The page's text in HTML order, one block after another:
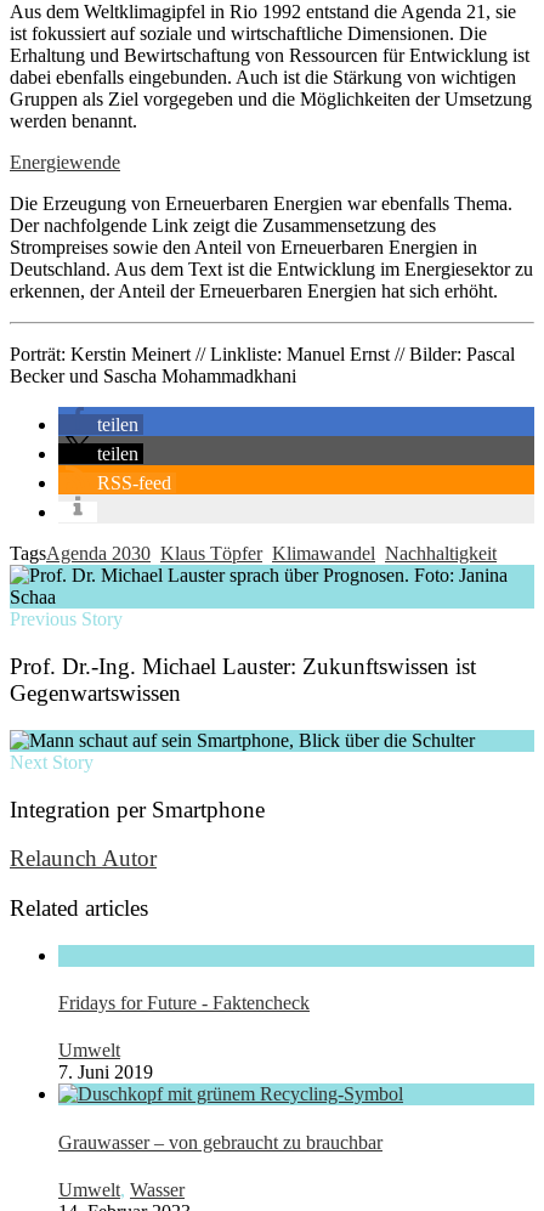
Aus dem Weltklimagipfel in Rio 1992 entstand die Agenda 21, sie
ist fokussiert auf soziale und wirtschaftliche Dimensionen. Die
Erhaltung und Bewirtschaftung von Ressourcen für Entwicklung ist
dabei ebenfalls eingebunden. Auch ist die Stärkung von wichtigen
Gruppen als Ziel vorgegeben und die Möglichkeiten der Umsetzung
werden benannt.
Energiewende
Die Erzeugung von Erneuerbaren Energien war ebenfalls Thema.
Der nachfolgende Link zeigt die Zusammensetzung des
Strompreises sowie den Anteil von Erneuerbaren Energien in
Deutschland. Aus dem Text ist die Entwicklung im Energiesektor zu
erkennen, der Anteil der Erneuerbaren Energien hat sich erhöht.
Porträt: Kerstin Meinert // Linkliste: Manuel Ernst // Bilder: Pascal
Becker und Sascha Mohammadkhani
teilen
teilen
RSS-feed
TagsAgenda 2030 Klaus Töpfer Klimawandel Nachhaltigkeit
Previous Story
Prof. Dr.-Ing. Michael Lauster: Zukunftswissen ist
Gegenwartswissen
Next Story
Integration per Smartphone
Relaunch Autor
Related articles
Fridays for Future - Faktencheck
Umwelt
7. Juni 2019
Grauwasser – von gebraucht zu brauchbar
Umwelt, Wasser